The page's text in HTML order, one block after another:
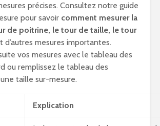
précises. Consultez notre guide
pour savoir comment mesurer la
de poitrine, le tour de taille, le tour
d’autres mesures importantes.
vos mesures avec le tableau des
ou remplissez le tableau des
taille sur-mesure.
Explication